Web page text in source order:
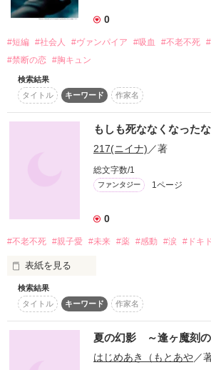
怖いけどさ、でもッ……──!!
────────────
ロー・ファンタジーな世界で
精一杯バトります!!
吸い込まれそうなほどの色気を醸し出す
悲しきヴァンパイア
クラウス
好奇心旺盛なお姫様
イザベラ
あらわになっていくのは
ヴァンパイアなれど
生き血を求めぬ美しき青年の秘密。
地下の巨大研究施設の者たちは
進化した人類を生み出すことを急ぐ｡
不老不死の体を手に入れるため､
選ばれた人間を実験道具にするのだ｡
反対派は増える一方、
実験を繰り返された人間は､
獣に変わっていく｡
彼女は､その一人だった。
0
#短編 #社会人 #ヴァンパイア #吸血 #不老不死
#禁断の恋 #胸キュン
検索結果
タイトル
キーワード 作家名
もしも死ななくなった
217(ニイナ)／著
総文字数/1
ファンタジー 1ページ
0
#不老不死 #親子愛 #未来 #薬 #感動 #涙 #ドキ
表紙を見る
誰もが願っていた薬。
憧れの薬。
素晴らしい薬。
とある研究者は見つけた。
優しい自分を悪魔に変えてしまうほどの
検索結果
タイトル
キーワード 作家名
夏の幻影 ～逢ヶ魔刻の
はじめあき（もとあや／